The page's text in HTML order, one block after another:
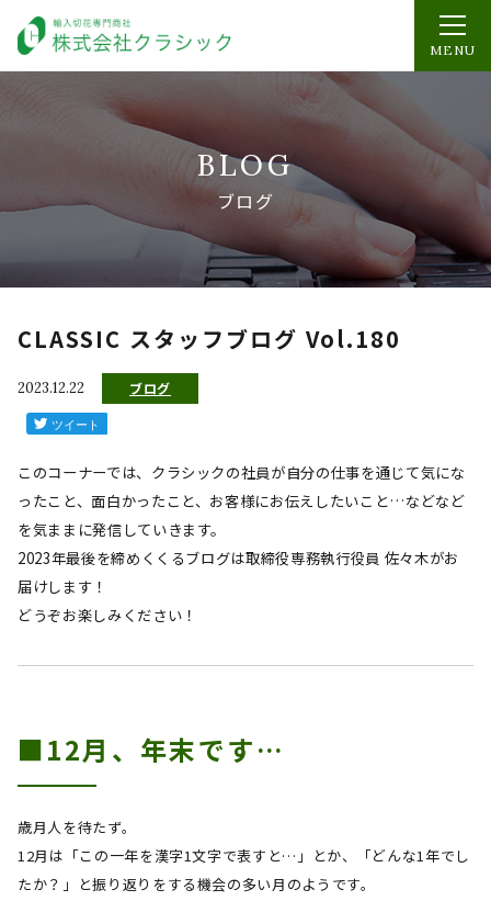
MENU
BLOG
ブログ
CLASSIC スタッフブログ Vol.180
2023.12.22 ブログ
このコーナーでは、クラシックの社員が自分の仕事を通じて気にな
ったこと、面白かったこと、お客様にお伝えしたいこと…などなど
を気ままに発信していきます。
2023年最後を締めくくるブログは取締役専務執行役員 佐々木がお
届けします！
どうぞお楽しみください！
■12月、年末です…
歳月人を待たず。
12月は「この一年を漢字1文字で表すと…」とか、「どんな1年でし
たか？」と振り返りをする機会の多い月のようです。